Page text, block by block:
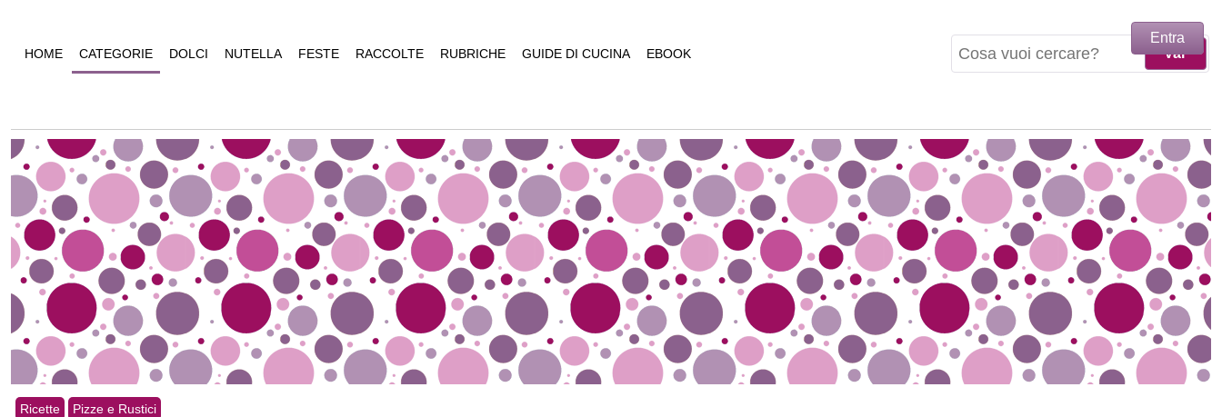
HOME CATEGORIE DOLCI NUTELLA FESTE RACCOLTE RUBRICHE GUIDE DI CUCINA EBOOK
Ricette Pizze e Rustici
Entra